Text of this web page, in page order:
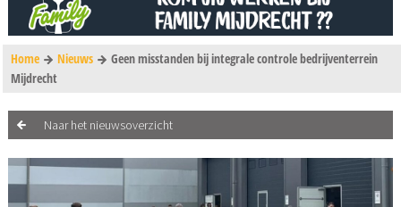
Home Nieuws
Geen misstanden bij integrale controle bedrijventerrein
Mijdrecht
Naar het nieuwsoverzicht